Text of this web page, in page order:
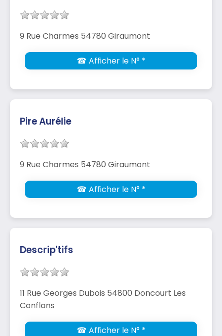
9 Rue Charmes 54780 Giraumont
☎ Afficher le N° *
Pire Aurélie
9 Rue Charmes 54780 Giraumont
☎ Afficher le N° *
Descrip'tifs
11 Rue Georges Dubois 54800 Doncourt Les
Conflans
☎ Afficher le N° *